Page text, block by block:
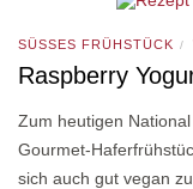
SÜSSES FRÜHSTÜCK /
Raspberry
Zum heutigen
Gourmet-
sich auch gut vegan